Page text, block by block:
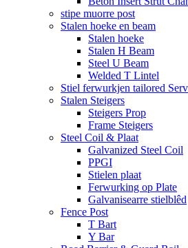
stipe muorre post
Stalen hoeke en beam
Stalen hoeke
Stalen H Beam
Steel U Beam
Welded T Lintel
Stiel ferwurkjen tailored
Stalen Steigers
Steigers Prop
Frame Steigers
Steel Coil & Plaat
Galvanized Steel Coil
PPGI
Stielen plaat
Ferwurking op Plate
Galvanisearre stielblêd
Fence Post
T Bart
Y Bar